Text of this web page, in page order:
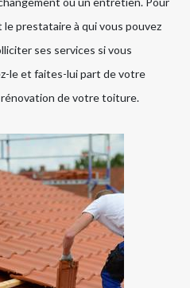
prestataire à qui vous pouvez
ses services si vous
le et faites-lui part de votre
rénovation de votre toiture.